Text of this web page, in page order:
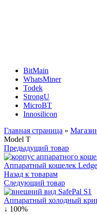
BitMain
WhatsMiner
Todek
StrongU
MicroBT
Innosilicon
Главная страница »
Model T
Предыдущий товар
Аппаратный кошелек
Назад к товарам
Следующий товар
Аппаратный холодный
↓ 100%